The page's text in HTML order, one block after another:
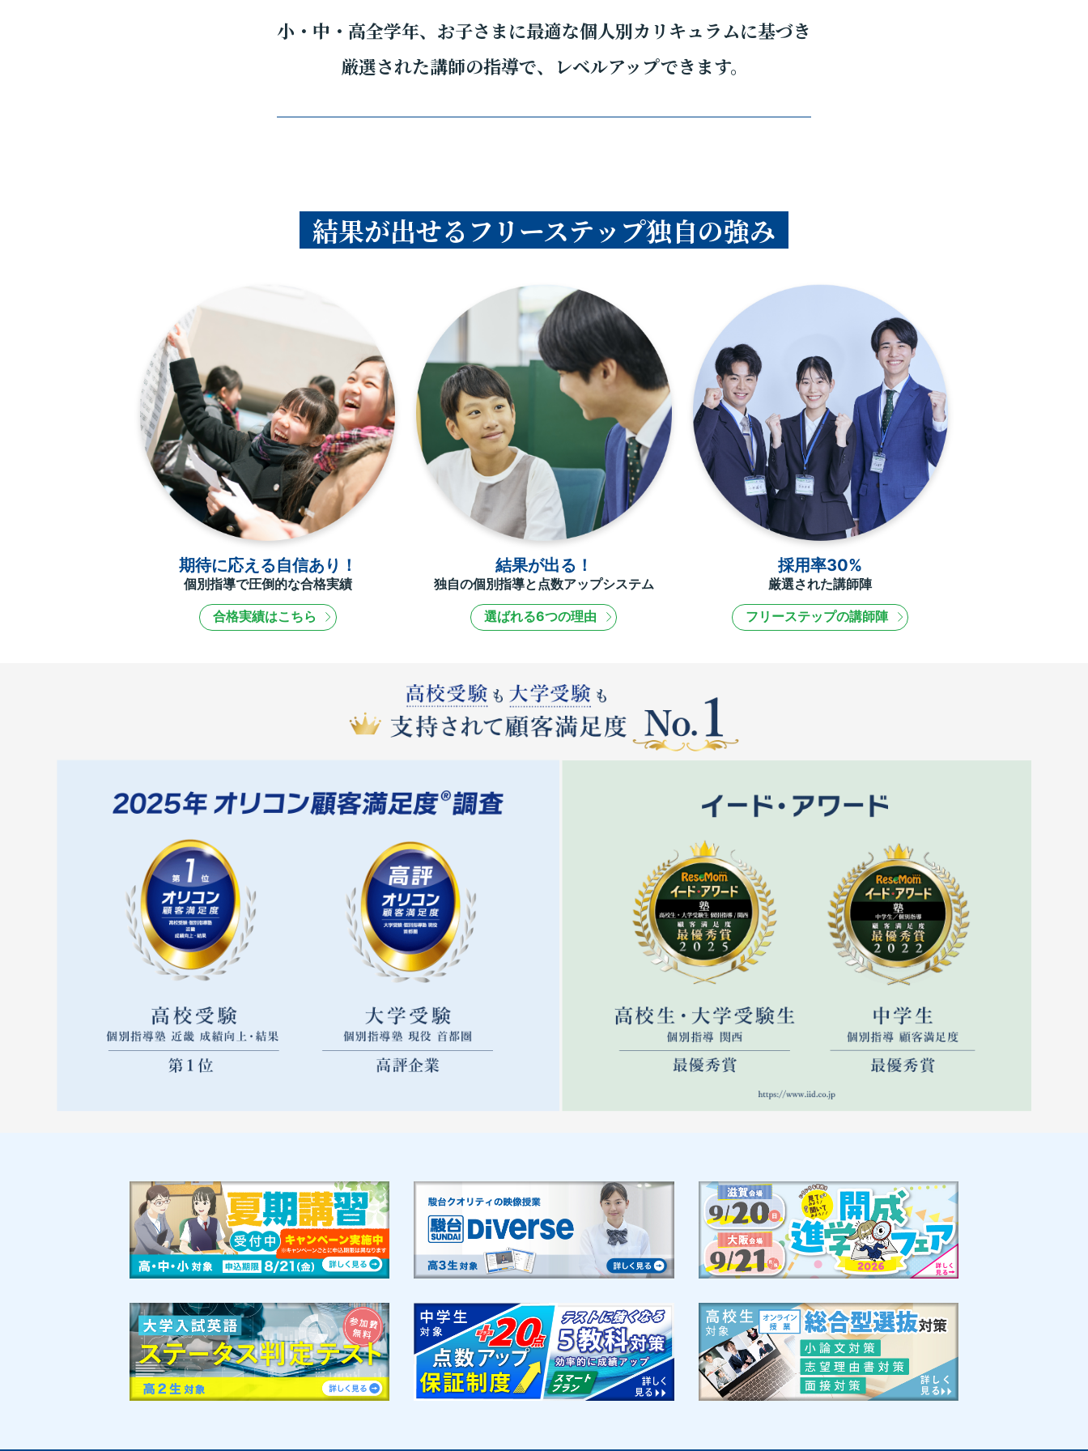
小・中・高全学年、お子さまに最適な個人別カリキュラムに基づき
厳選された講師の指導で、レベルアップできます。
結果が出せるフリーステップ独自の強み
期待に応える自信あり！
個別指導で圧倒的な合格実績
合格実績はこちら
結果が出る！
独自の個別指導と点数アップシステム
選ばれる6つの理由
採用率30%
厳選された講師陣
フリーステップの講師陣